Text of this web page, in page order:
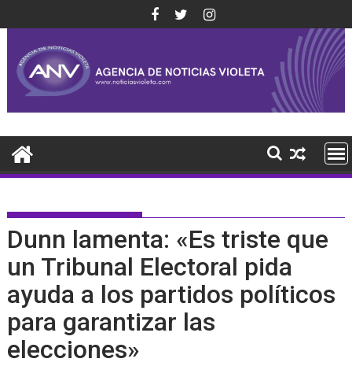
al
contenido
Dunn lamenta: «Es triste que
un Tribunal Electoral pida
ayuda a los partidos políticos
para garantizar las
elecciones»